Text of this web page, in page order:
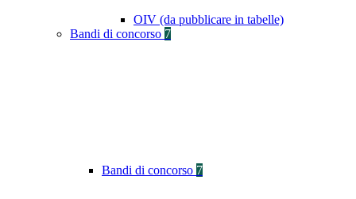
OIV (da pubblicare in tabelle)
Bandi di concorso 7
Bandi di concorso 7